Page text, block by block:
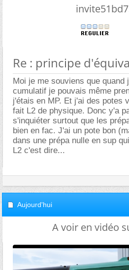
Re : principe
Moi je me souviens que
cumulatif je pouvais même
j'étais en MP. Et j'ai des potes
fait L2 de physique. Donc y'a
s'inquiéter surtout que les
bien en fac. J'ai un pote bon
dans une prépa nulle en sup
L2 c'est dire...
Aujourd'hui
A voir en vidéo